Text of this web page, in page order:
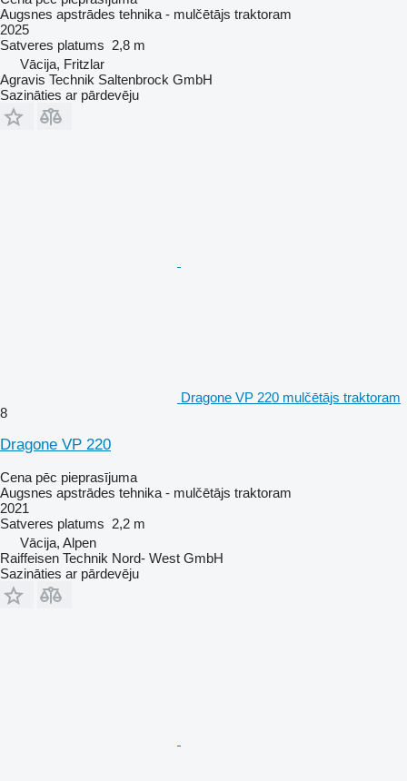
Augsnes apstrādes tehnika - mulčētājs traktoram
2025
Satveres platums 2,8 m
Vācija, Fritzlar
Agravis Technik Saltenbrock GmbH
Sazināties ar pārdevēju
Dragone VP 220 mulčētājs traktoram
8
Dragone VP 220
Cena pēc pieprasījuma
Augsnes apstrādes tehnika - mulčētājs traktoram
2021
Satveres platums 2,2 m
Vācija, Alpen
Raiffeisen Technik Nord- West GmbH
Sazināties ar pārdevēju